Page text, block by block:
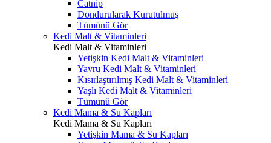
Catnip
Dondurularak Kurutulmuş
Tümünü Gör
Kedi Malt & Vitaminleri
Kedi Malt & Vitaminleri
Yetişkin Kedi Malt & Vitaminleri
Yavru Kedi Malt & Vitaminleri
Kısırlaştırılmış Kedi Malt & Vitaminleri
Yaşlı Kedi Malt & Vitaminleri
Tümünü Gör
Kedi Mama & Su Kapları
Kedi Mama & Su Kapları
Yetişkin Mama & Su Kapları